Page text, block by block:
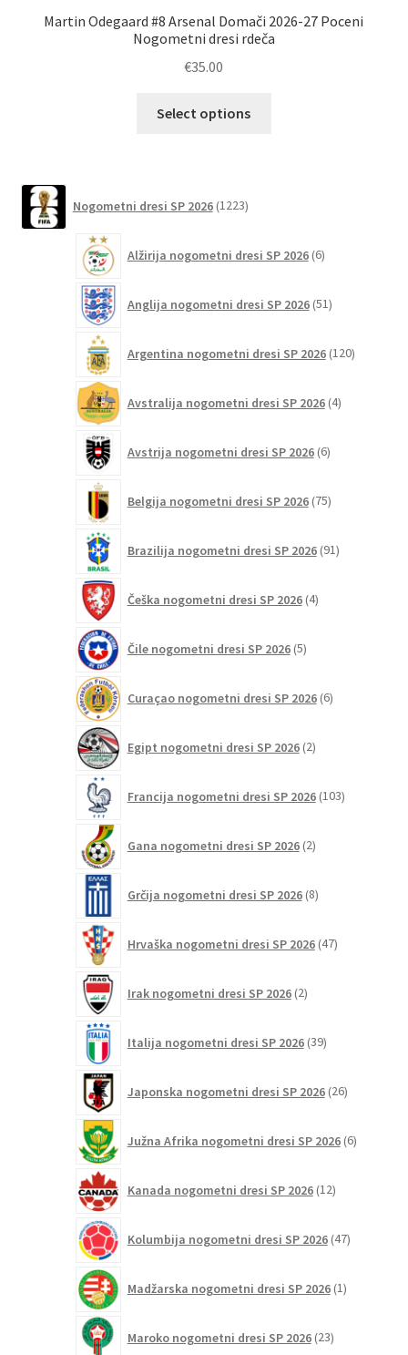
Martin Odegaard #8 Arsenal Domači 2026-27 Poceni
Nogometni dresi rdeča
€35.00
Select options
izberete
strani
Nogometni dresi SP 2026 1223izdelkov
Alžirija nogometni dresi SP 2026 6izdelkov
Anglija nogometni dresi SP 2026 51izdelkov
Argentina nogometni dresi SP 2026 120izdelkov
Avstralija nogometni dresi SP 2026 4izdelki
Avstrija nogometni dresi SP 2026 6izdelkov
Belgija nogometni dresi SP 2026 75izdelkov
Brazilija nogometni dresi SP 2026 91izdelkov
Češka nogometni dresi SP 2026 4izdelki
Čile nogometni dresi SP 2026 5izdelkov
Curaçao nogometni dresi SP 2026 6izdelkov
Egipt nogometni dresi SP 2026 2izdelka
Francija nogometni dresi SP 2026 103izdelki
Gana nogometni dresi SP 2026 2izdelka
Grčija nogometni dresi SP 2026 8izdelkov
Hrvaška nogometni dresi SP 2026 47izdelkov
Irak nogometni dresi SP 2026 2izdelka
Italija nogometni dresi SP 2026 39izdelkov
Japonska nogometni dresi SP 2026 26izdelkov
Južna Afrika nogometni dresi SP 2026 6izdelkov
Kanada nogometni dresi SP 2026 12izdelkov
Kolumbija nogometni dresi SP 2026 47izdelkov
Madžarska nogometni dresi SP 2026 1izdelek
Maroko nogometni dresi SP 2026 23izdelkov